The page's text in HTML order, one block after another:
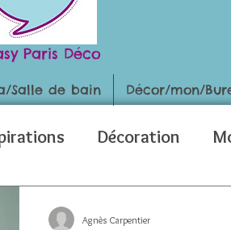
Paris Déco
Salle de bain Décor/mon/
Décoration
Agnès Carpentier